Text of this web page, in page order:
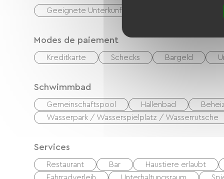
Geeignete Unterkunft
Modes de paiement
Kreditkarte Schecks Bargeld
Schwimmbad
Gemeinschaftspool Hallenbad
Wasserpark / Wasserspielplatz / Wasserrutsche
Services
Restaurant Bar Haustiere erlaubt